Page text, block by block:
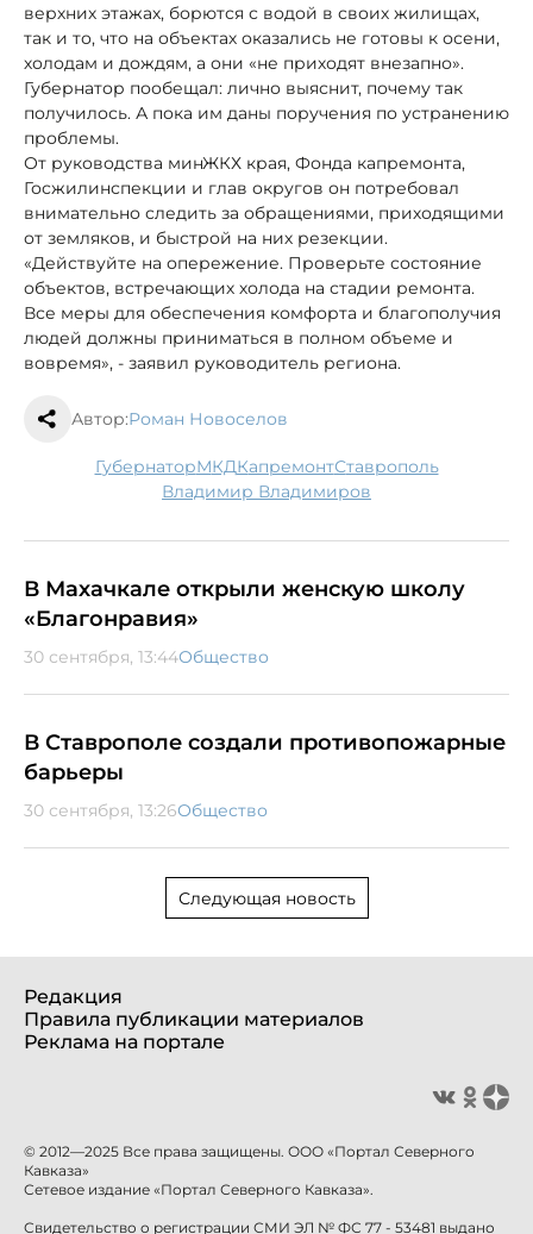
верхних этажах, борются с водой в своих жилищах,
так и то, что на объектах оказались не готовы к осени,
холодам и дождям, а они «не приходят внезапно».
Губернатор пообещал: лично выяснит, почему так
получилось. А пока им даны поручения по устранению
проблемы.
От руководства минЖКХ края, Фонда капремонта,
Госжилинспекции и глав округов он потребовал
внимательно следить за обращениями, приходящими
от земляков, и быстрой на них резекции.
«Действуйте на опережение. Проверьте состояние
объектов, встречающих холода на стадии ремонта.
Все меры для обеспечения комфорта и благополучия
людей должны приниматься в полном объеме и
вовремя», - заявил руководитель региона.
Автор:Роман Новоселов
губернатор МКД капремонт Ставрополь
Владимир Владимиров
В Махачкале открыли женскую школу
«Благонравия»
30 сентября, 13:44Общество
В Ставрополе создали противопожарные
барьеры
30 сентября, 13:26Общество
Следующая новость
Редакция
Правила публикации материалов
Реклама на портале
© 2012—2025 Все права защищены. ООО «Портал Северного
Кавказа»
Сетевое издание «Портал Северного Кавказа».
Свидетельство о регистрации СМИ ЭЛ № ФС 77 - 53481 выдано